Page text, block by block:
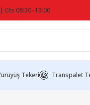
Cts 08:30–13:00
Tekeri Transpalet